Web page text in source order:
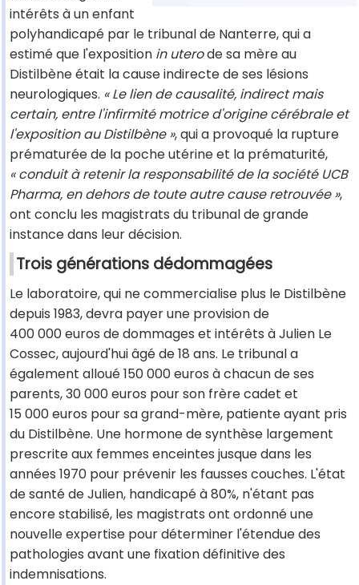
intérêts à un enfant
polyhandicapé par le tribunal de Nanterre, qui a
estimé que l'exposition in uterode sa mère au
Distilbène était la cause indirecte de ses lésions
neurologiques. « Le lien de causalité, indirect mais
certain, entre l'infirmité motrice d'origine cérébrale et
l'exposition au Distilbène », qui a provoqué la rupture
prématurée de la poche utérine et la prématurité,
« conduit à retenir la responsabilité de la société UCB
Pharma, en dehors de toute autre cause retrouvée »,
ont conclu les magistrats du tribunal de grande
instance dans leur décision.
Trois générations dédommagées
Le laboratoire, qui ne commercialise plus le Distilbène
depuis 1983, devra payer une provision de
400 000 euros de dommages et intérêts à Julien Le
Cossec, aujourd'hui âgé de 18 ans. Le tribunal a
également alloué 150 000 euros à chacun de ses
parents, 30 000 euros pour son frère cadet et
15 000 euros pour sa grand-mère, patiente ayant pris
du Distilbène. Une hormone de synthèse largement
prescrite aux femmes enceintes jusque dans les
années 1970 pour prévenir les fausses couches. L'état
de santé de Julien, handicapé à 80%, n'étant pas
encore stabilisé, les magistrats ont ordonné une
nouvelle expertise pour déterminer l'étendue des
pathologies avant une fixation définitive des
indemnisations.